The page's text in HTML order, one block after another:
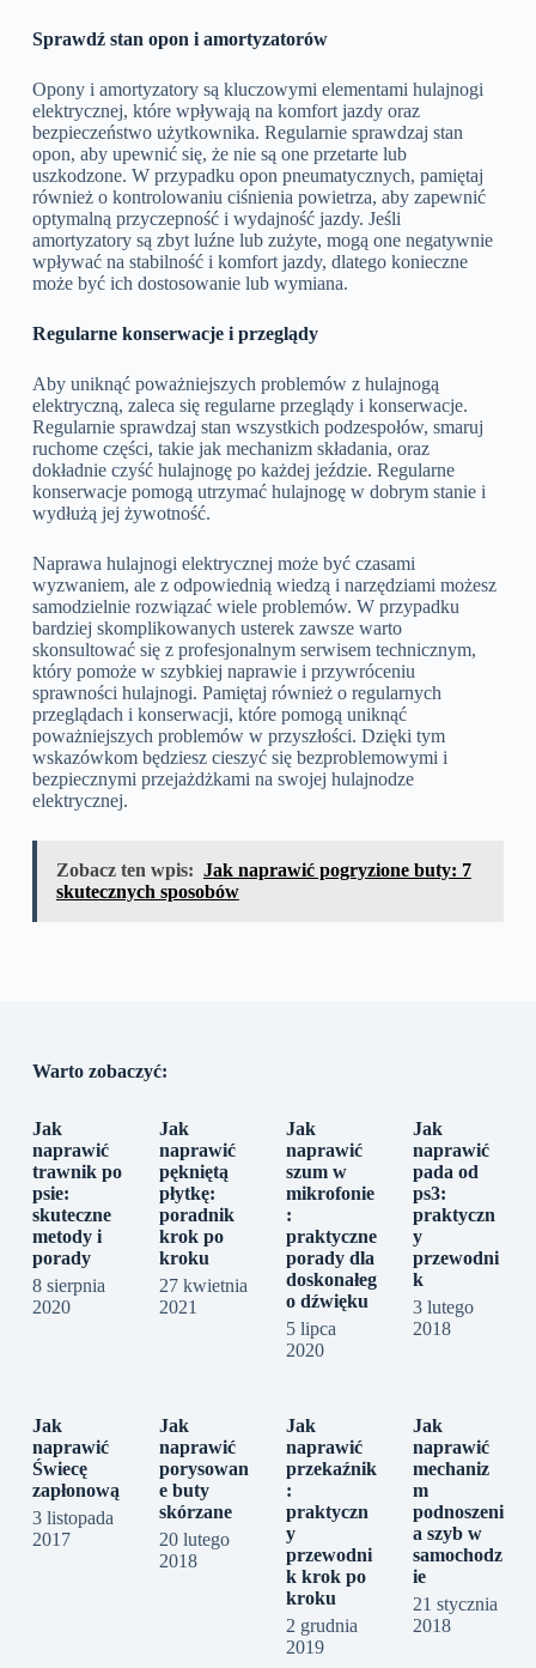
Sprawdź stan opon i amortyzatorów
Opony i amortyzatory są kluczowymi elementami hulajnogi
elektrycznej, które wpływają na komfort jazdy oraz
bezpieczeństwo użytkownika. Regularnie sprawdzaj stan
opon, aby upewnić się, że nie są one przetarte lub
uszkodzone. W przypadku opon pneumatycznych, pamiętaj
również o kontrolowaniu ciśnienia powietrza, aby zapewnić
optymalną przyczepność i wydajność jazdy. Jeśli
amortyzatory są zbyt luźne lub zużyte, mogą one negatywnie
wpływać na stabilność i komfort jazdy, dlatego konieczne
może być ich dostosowanie lub wymiana.
Regularne konserwacje i przeglądy
Aby uniknąć poważniejszych problemów z hulajnogą
elektryczną, zaleca się regularne przeglądy i konserwacje.
Regularnie sprawdzaj stan wszystkich podzespołów, smaruj
ruchome części, takie jak mechanizm składania, oraz
dokładnie czyść hulajnogę po każdej jeździe. Regularne
konserwacje pomogą utrzymać hulajnogę w dobrym stanie i
wydłużą jej żywotność.
Naprawa hulajnogi elektrycznej może być czasami
wyzwaniem, ale z odpowiednią wiedzą i narzędziami możesz
samodzielnie rozwiązać wiele problemów. W przypadku
bardziej skomplikowanych usterek zawsze warto
skonsultować się z profesjonalnym serwisem technicznym,
który pomoże w szybkiej naprawie i przywróceniu
sprawności hulajnogi. Pamiętaj również o regularnych
przeglądach i konserwacji, które pomogą uniknąć
poważniejszych problemów w przyszłości. Dzięki tym
wskazówkom będziesz cieszyć się bezproblemowymi i
bezpiecznymi przejażdżkami na swojej hulajnodze
elektrycznej.
Zobacz ten wpis: Jak naprawić pogryzione buty: 7
skutecznych sposobów
Warto zobaczyć:
Jak
naprawić
trawnik po
psie:
skuteczne
metody i
porady
8 sierpnia
2020
Jak
naprawić
pękniętą
płytkę:
poradnik
krok po
kroku
27 kwietnia
2021
Jak
naprawić
szum w
mikrofonie
:
praktyczne
porady dla
doskonałeg
o dźwięku
5 lipca
2020
Jak
naprawić
pada od
ps3:
praktyczn
y
przewodni
k
3 lutego
2018
Jak
naprawić
Świecę
zapłonową
3 listopada
2017
Jak
naprawić
porysowan
e buty
skórzane
20 lutego
2018
Jak
naprawić
przekaźnik
:
praktyczn
y
przewodni
k krok po
kroku
2 grudnia
2019
Jak
naprawić
mechaniz
m
podnoszeni
a szyb w
samochodz
ie
21 stycznia
2018